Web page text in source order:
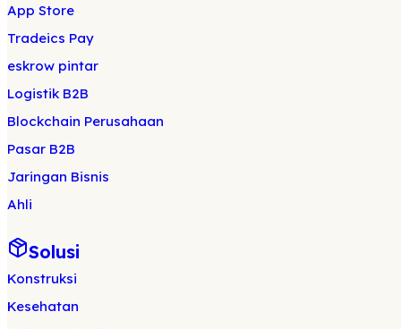
App Store
Tradeics Pay
eskrow pintar
Logistik B2B
Blockchain Perusahaan
Pasar B2B
Jaringan Bisnis
Ahli
Solusi
Konstruksi
Kesehatan